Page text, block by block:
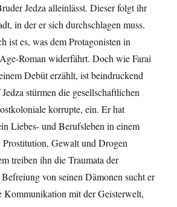
Jedza alleinlässt. Dieser folgt ihr
in der er sich durchschlagen muss.
ist es, was dem Protagonisten in
Roman widerfährt. Doch wie Farai
Debüt erzählt, ist beindruckend
stürmen die gesellschaftlichen
korrupte, ein. Er hat
Liebes- und Berufsleben in einem
Gewalt und Drogen
treiben ihn die Traumata der
von seinen Dämonen sucht er
Kommunikation mit der Geisterwelt,